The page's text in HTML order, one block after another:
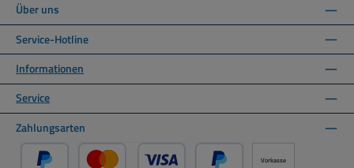
Über uns
Service-Hotline
Informationen
Service
Zahlungsarten
Vorkasse